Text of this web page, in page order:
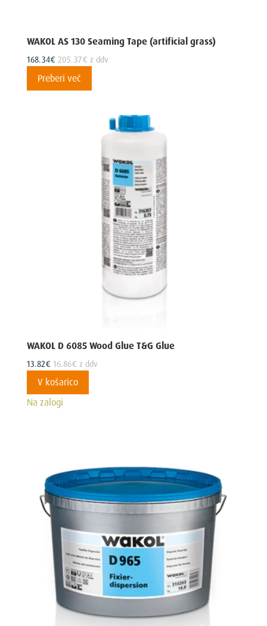
WAKOL AS 130 Seaming Tape (artificial grass)
168.34€ 205.37€ z ddv
Preberi več
WAKOL D 6085 Wood Glue T&G Glue
13.82€ 16.86€ z ddv
V košarico
Na zalogi